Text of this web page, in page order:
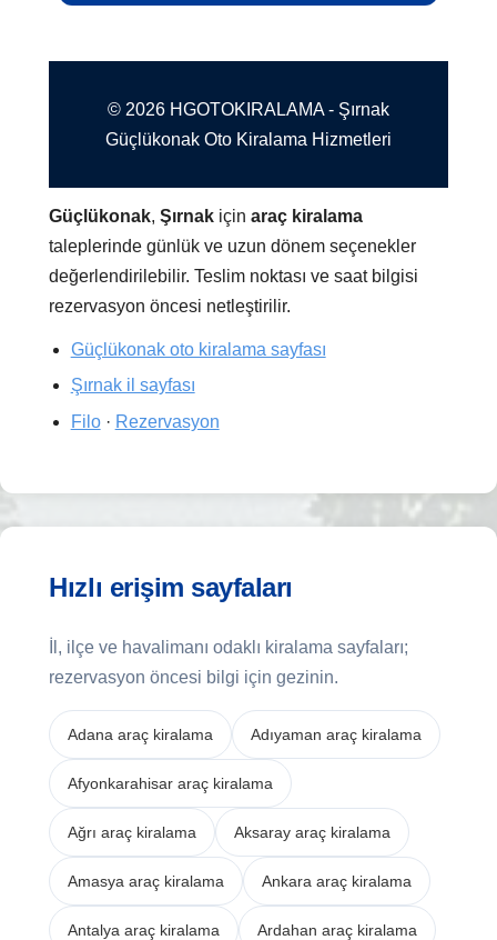
© 2026 HGOTOKIRALAMA - Şırnak
Güçlükonak Oto Kiralama Hizmetleri
Güçlükonak,Şırnak içinaraç kiralama
taleplerinde günlük ve uzun dönem seçenekler
değerlendirilebilir. Teslim noktası ve saat bilgisi
rezervasyon öncesi netleştirilir.
Güçlükonak oto kiralama sayfası
Şırnak il sayfası
Filo· Rezervasyon
Hızlı erişim sayfaları
İl, ilçe ve havalimanı odaklı kiralama sayfaları;
rezervasyon öncesi bilgi için gezinin.
Adana araç kiralama Adıyaman araç kiralama
Afyonkarahisar araç kiralama
Ağrı araç kiralama Aksaray araç kiralama
Amasya araç kiralama Ankara araç kiralama
Antalya araç kiralama Ardahan araç kiralama